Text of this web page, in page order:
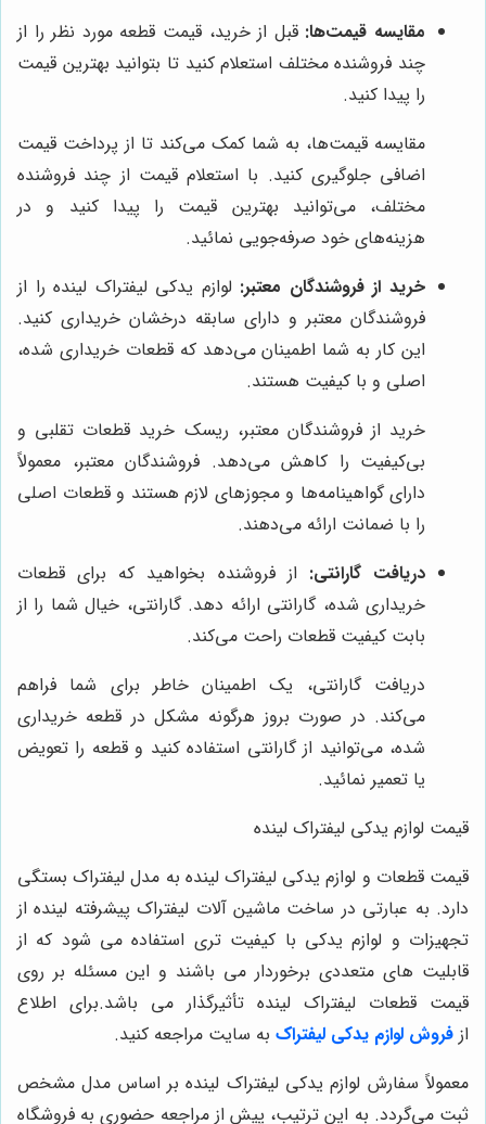
مقایسه قیمت‌ها: قبل از خرید، قیمت قطعه مورد نظر را از
چند فروشنده مختلف استعلام کنید تا بتوانید بهترین قیمت
را پیدا کنید.
مقایسه قیمت‌ها، به شما کمک می‌کند تا از پرداخت قیمت
اضافی جلوگیری کنید. با استعلام قیمت از چند فروشنده
مختلف، می‌توانید بهترین قیمت را پیدا کنید و در
هزینه‌های خود صرفه‌جویی نمائید.
خرید از فروشندگان معتبر: لوازم یدکی لیفتراک لینده را از
فروشندگان معتبر و دارای سابقه درخشان خریداری کنید.
این کار به شما اطمینان می‌دهد که قطعات خریداری شده،
اصلی و با کیفیت هستند.
خرید از فروشندگان معتبر، ریسک خرید قطعات تقلبی و
بی‌کیفیت را کاهش می‌دهد. فروشندگان معتبر، معمولاً
دارای گواهینامه‌ها و مجوزهای لازم هستند و قطعات اصلی
را با ضمانت ارائه می‌دهند.
دریافت گارانتی: از فروشنده بخواهید که برای قطعات
خریداری شده، گارانتی ارائه دهد. گارانتی، خیال شما را از
بابت کیفیت قطعات راحت می‌کند.
دریافت گارانتی، یک اطمینان خاطر برای شما فراهم
می‌کند. در صورت بروز هرگونه مشکل در قطعه خریداری
شده، می‌توانید از گارانتی استفاده کنید و قطعه را تعویض
یا تعمیر نمائید.
قیمت لوازم یدکی لیفتراک لینده
قیمت قطعات و لوازم یدکی لیفتراک لینده به مدل لیفتراک بستگی
دارد. به عبارتی در ساخت ماشین آلات لیفتراک پیشرفته لینده از
تجهیزات و لوازم یدکی با کیفیت تری استفاده می شود که از
قابلیت های متعددی برخوردار می باشند و این مسئله بر روی
قیمت قطعات لیفتراک لینده تأثیرگذار می باشد.برای اطلاع
از فروش لوازم یدکی لیفتراک به سایت مراجعه کنید.
معمولاً سفارش لوازم یدکی لیفتراک لینده بر اساس مدل مشخص
ثبت می‌گردد. به این ترتیب، پیش از مراجعه حضوری به فروشگاه